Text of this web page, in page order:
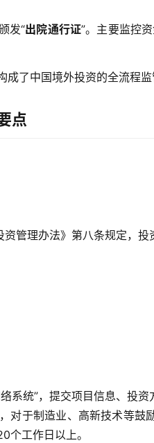
发“出院通行证”。主要监控
了中国境外投资的全流程监
点
管理办法》第八条规定，投
系统”，提交项目信息、投
对于制造业、高新技术等鼓
个工作日以上。